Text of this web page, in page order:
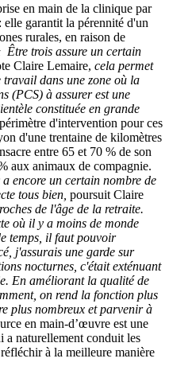
en main de la clinique par
elle garantit la pérennité d'un
rurales, en raison de
Être trois assure un certain
Claire Lemaire, cela permet
dans une zone où la
(PCS) à assurer est une
constituée en grande
d'intervention pour ces
d'une trentaine de kilomètres
entre 65 et 70 % de son
aux animaux de compagnie.
encore un certain nombre de
tous bien, poursuit Claire
de l'âge de la retraite.
où il y a moins de monde
temps, il faut pouvoir
j'assurais une garde sur
nocturnes, c'était exténuant
En améliorant la qualité de
on rend la fonction plus
plus nombreux et parvenir à
en main-d’œuvre est une
a naturellement conduit les
à la meilleure manière